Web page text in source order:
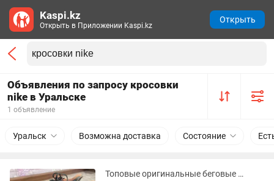
Объявления по запросу кросовки
nike в Уральске
1 объявление
Уральск Возможна доставка Состояние
Топовые оригинальные беговые кроссовки Nike Zoom Fly
Kaspi.kz
Открыть в Приложении Kaspi.kz
Открыть